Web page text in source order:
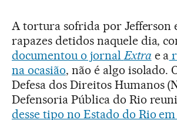
A tortura sofrida por Jefferson
rapazes detidos naquele dia,
documentou o jornalExtra e a
na ocasião, não é algo isolado.
Defesa dos Direitos Humanos
Defensoria Pública do Rio
desse tipo no Estado do Rio